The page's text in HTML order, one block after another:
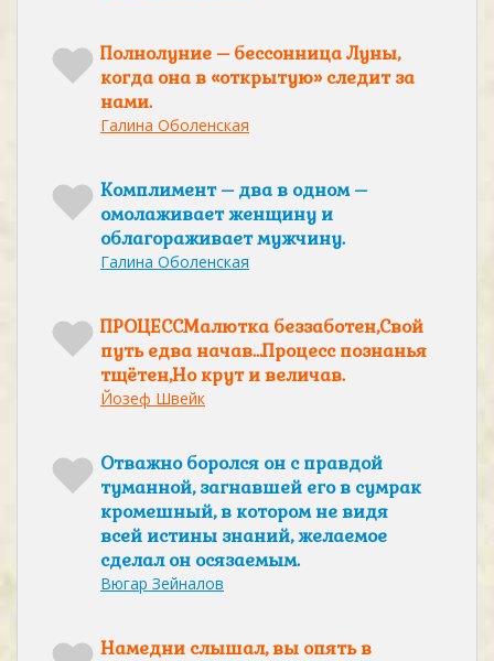
Полнолуние – бессонница Луны,
когда она в «открытую» следит за
нами.
Галина Оболенская
Комплимент – два в одном –
омолаживает женщину и
облагораживает мужчину.
Галина Оболенская
ПРОЦЕССМалютка беззаботен,Свой
путь едва начав…Процесс познанья
тщётен,Но крут и величав.
Йозеф Швейк
Отважно боролся он с правдой
туманной, загнавшей его в сумрак
кромешный, в котором не видя
всей истины знаний, желаемое
сделал он осязаемым.
Вюгар Зейналов
Намедни слышал, вы опять в